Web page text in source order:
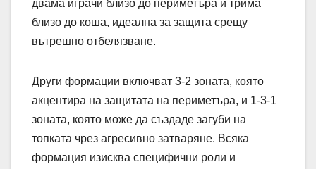
двама играчи близо до периметъра и трима
близо до коша, идеална за защита срещу
вътрешно отбелязване.
Други формации включват 3-2 зоната, която
акцентира на защитата на периметъра, и 1-3-1
зоната, която може да създаде загуби на
топката чрез агресивно затваряне. Всяка
формация изисква специфични роли и